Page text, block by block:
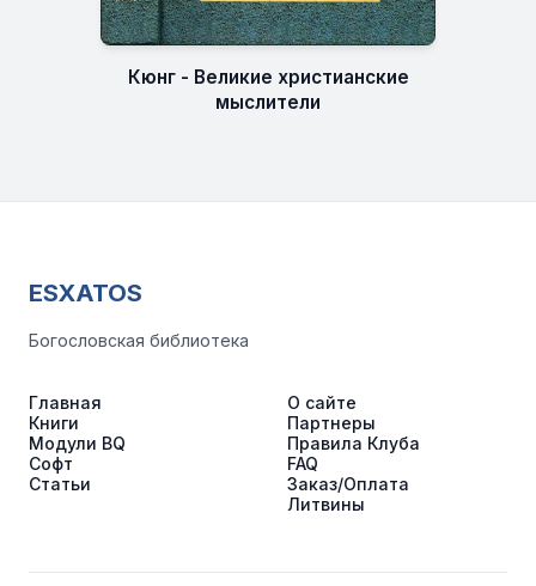
Кюнг - Великие христианские
мыслители
ESXATOS
Богословская библиотека
Главная
Книги
Модули BQ
Софт
Статьи
О сайте
Партнеры
Правила Клуба
FAQ
Заказ/Оплата
Литвины